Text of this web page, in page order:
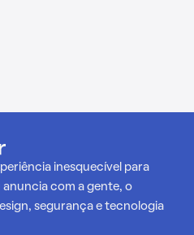
inesquecível para
anuncia com a gente, o
segurança e tecnologia